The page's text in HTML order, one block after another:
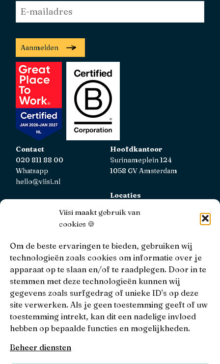
Viisi maakt gebruik van
cookies 🍪
Om de beste ervaringen te bieden, gebruiken wij
technologieën zoals cookies om informatie over je
apparaat op te slaan en/of te raadplegen. Door in te
stemmen met deze technologieën kunnen wij
gegevens zoals surfgedrag of unieke ID's op deze
site verwerken. Als je geen toestemming geeft of uw
toestemming intrekt, kan dit een nadelige invloed
hebben op bepaalde functies en mogelijkheden.
Beheer diensten
mailadres *
Aanmelden
Contact
020 811 88 00
Whatsapp
hello@viisi.nl
Hoofdkantoor
Surinameplein 124
1058 GV Amsterdam
Locaties
Viisi Hypotheken is geregistreerd bij de AFM.
Registratienummer: 12039833
KiFiD
Niet tevreden over onze interne klachtbehandeling, dan
kun je terecht bijKiFiD.
• 4.9 •